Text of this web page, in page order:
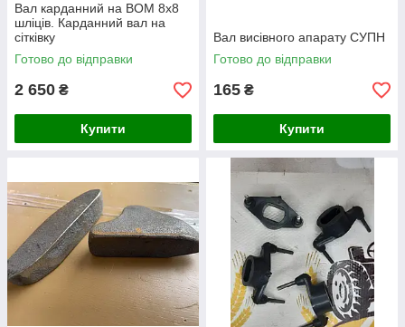
Вал карданний на ВОМ 8х8
шліців. Карданний вал на
сітківку
Готово до відправки
2 650 ₴
Купити
Вал висівного апарату СУПН
Готово до відправки
165 ₴
Купити